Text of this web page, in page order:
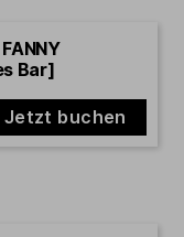
Bar]
Jetzt buchen